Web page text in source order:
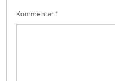
Kommentar *